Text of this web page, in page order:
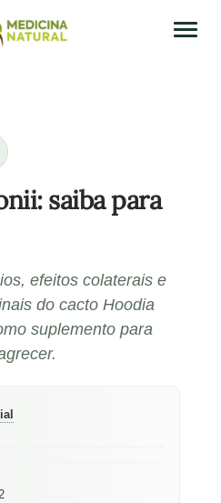
saiba para
efeitos colaterais e
do cacto Hoodia
suplemento para